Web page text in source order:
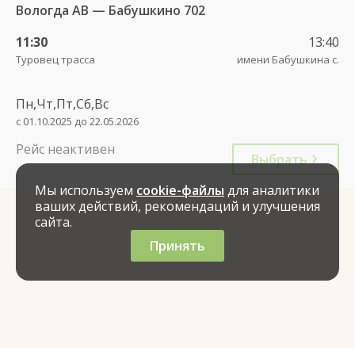
Вологда АВ — Бабушкино 702
11:30
Туровец трасса
13:40
имени Бабушкина с.
Пн,Чт,Пт,Сб,Вс
с 01.10.2025 до 22.05.2026
Рейс неактивен
Выбрать
Мы используем cookie-файлы для аналитики
ваших действий, рекомендаций и улучшения
сайта.
Принять